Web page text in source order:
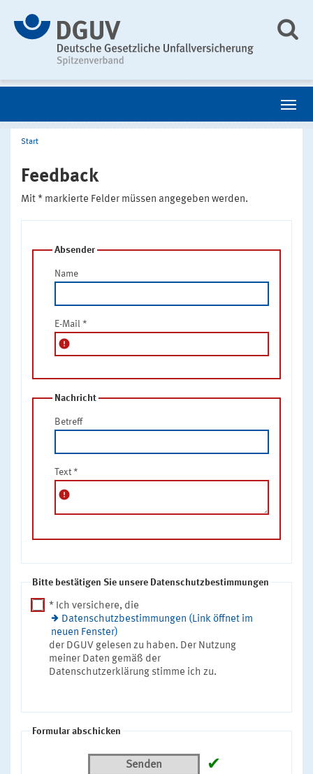
Start
Feedback
Mit * markierte Felder müssen angegeben werden.
Absender
Name
E-Mail *
error
Nachricht
Betreff
Text *
error
Bitte bestätigen Sie unsere Datenschutzbestimmungen
* Ich versichere, die
Datenschutzbestimmungen (Link öffnet im
neuen Fenster)
der DGUV gelesen zu haben. Der Nutzung
meiner Daten gemäß der
Datenschutzerklärung stimme ich zu.
Formular abschicken
Senden ✔